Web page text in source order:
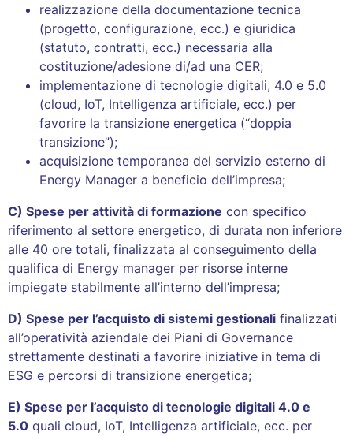
realizzazione della documentazione tecnica
(progetto, configurazione, ecc.) e giuridica
(statuto, contratti, ecc.) necessaria alla
costituzione/adesione di/ad una CER;
implementazione di tecnologie digitali, 4.0 e 5.0
(cloud, IoT, Intelligenza artificiale, ecc.) per
favorire la transizione energetica (“doppia
transizione”);
acquisizione temporanea del servizio esterno di
Energy Manager a beneficio dell’impresa;
C) Spese per attività di formazione con specifico
riferimento al settore energetico, di durata non inferiore
alle 40 ore totali, finalizzata al conseguimento della
qualifica di Energy manager per risorse interne
impiegate stabilmente all’interno dell’impresa;
D) Spese per l’acquisto di sistemi gestionali finalizzati
all’operatività aziendale dei Piani di Governance
strettamente destinati a favorire iniziative in tema di
ESG e percorsi di transizione energetica;
E) Spese per l’acquisto di tecnologie digitali 4.0 e
5.0 quali cloud, IoT, Intelligenza artificiale, ecc. per